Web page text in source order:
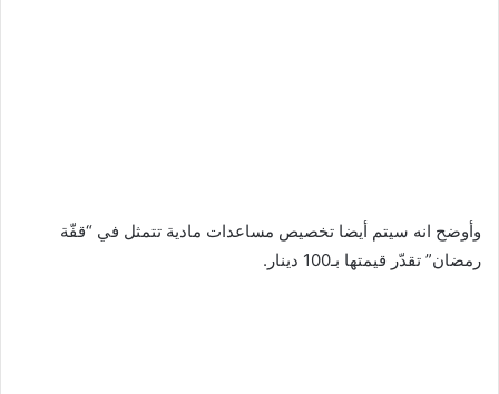
وأوضح انه سيتم أيضا تخصيص مساعدات مادية تتمثل في “قفّة
رمضان” تقدّر قيمتها بـ100 دينار.